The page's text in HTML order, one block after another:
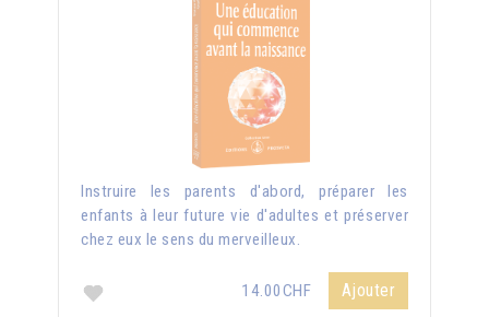
Instruire les parents d'abord, préparer les
enfants à leur future vie d'adultes et préserver
chez eux le sens du merveilleux.
14.00CHF Ajouter